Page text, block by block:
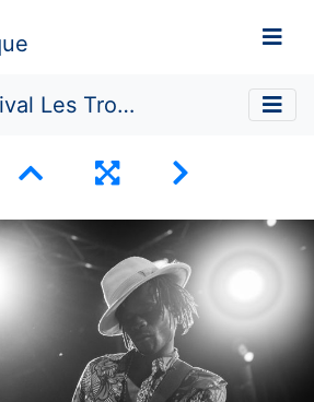
#3 : Un Notre Monde